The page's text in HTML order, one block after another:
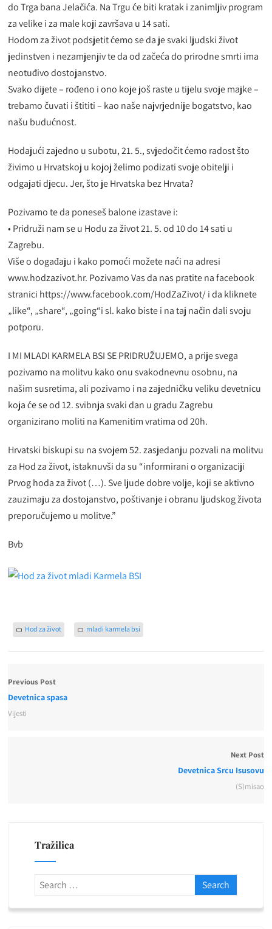
do Trga bana Jelačića. Na Trgu će biti kratak i zanimljiv program
za velike i za male koji završava u 14 sati.
Hodom za život podsjetit ćemo se da je svaki ljudski život
jedinstven i nezamjenjiv te da od začeća do prirodne smrti ima
neotuđivo dostojanstvo.
Svako dijete – rođeno i ono koje još raste u tijelu svoje majke –
trebamo čuvati i štititi – kao naše najvrjednije bogatstvo, kao
našu budućnost.
Hodajući zajedno u subotu, 21. 5., svjedočit ćemo radost što
živimo u Hrvatskoj u kojoj želimo podizati svoje obitelji i
odgajati djecu. Jer, što je Hrvatska bez Hrvata?
Pozivamo te da poneseš balone izastave i:
• Pridruži nam se u Hodu za život 21. 5. od 10 do 14 sati u
Zagrebu.
Više o događaju i kako pomoći možete naći na adresi
www.hodzazivot.hr. Pozivamo Vas da nas pratite na facebook
stranici https://www.facebook.com/HodZaZivot/ i da kliknete
„like“, „share“, „going“i sl. kako biste i na taj način dali svoju
potporu.
I MI MLADI KARMELA BSI SE PRIDRUŽUJEMO, a prije svega
pozivamo na molitvu kako onu svakodnevnu osobnu, na
našim susretima, ali pozivamo i na zajedničku veliku devetnicu
koja će se od 12. svibnja svaki dan u gradu Zagrebu
organizirano moliti na Kamenitim vratima od 20h.
Hrvatski biskupi su na svojem 52. zasjedanju pozvali na molitvu
za Hod za život, istaknuvši da su “informirani o organizaciji
Prvog hoda za život (…). Sve ljude dobre volje, koji se aktivno
zauzimaju za dostojanstvo, poštivanje i obranu ljudskog života
preporučujemo u molitve.”
Bvb
Hod za život mladi karmela bsi
Previous Post
Devetnica spasa
Vijesti
Next Post
Devetnica Srcu Isusovu
(S)misao
Tražilica